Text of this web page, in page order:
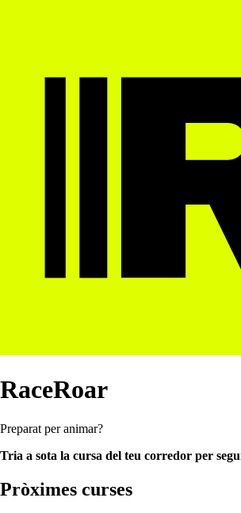
RaceRoar
Preparat per animar?
Tria a sota la cursa del teu corredor per
Pròximes curses